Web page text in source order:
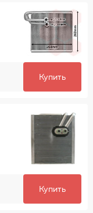
Купить
Купить